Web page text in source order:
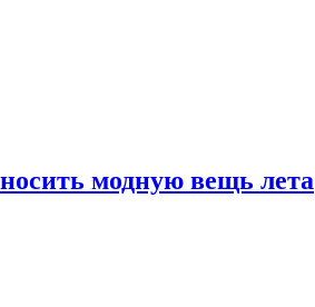
модную вещь лета